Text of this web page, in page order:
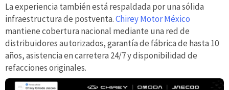
La experiencia también está respaldada por una sólida
infraestructura de postventa.Chirey Motor México
mantiene cobertura nacional mediante una red de
distribuidores autorizados, garantía de fábrica de hasta 10
años, asistencia en carretera 24/7 y disponibilidad de
refacciones originales.